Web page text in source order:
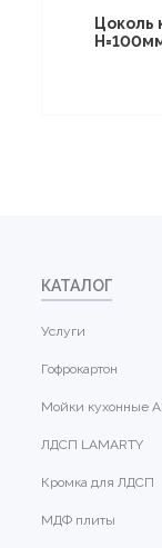
Цоколь
КАТАЛОГ
Услуги
Гофрокартон
Мойки кухонные
ЛДСП LAMARTY
Кромка для ЛДСП
МДФ плиты